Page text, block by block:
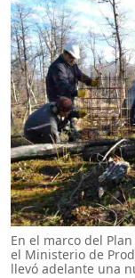
En el marco del
el Ministerio de
llevó adelante una